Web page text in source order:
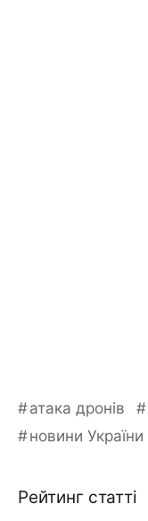
атака дронів
новини України
Рейтинг статті